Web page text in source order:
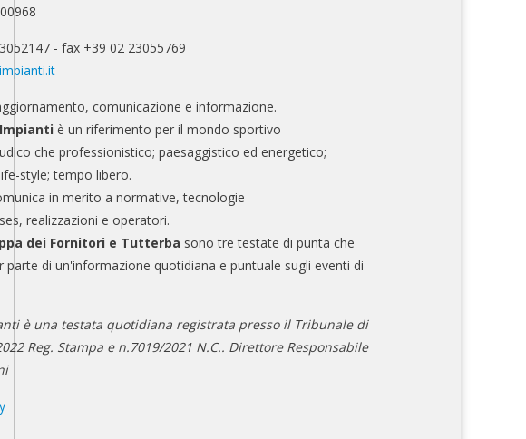
- fax +39 02 23055769
comunicazione e informazione.
è un riferimento per il mondo sportivo
che professionistico; paesaggistico ed energetico;
style; tempo libero.
in merito a normative, tecnologie
realizzazioni e operatori.
dei Fornitori e Tutterba sono tre testate di punta che
parte di un'informazione quotidiana e puntuale sugli eventi di
è una testata quotidiana registrata presso il Tribunale di
Reg. Stampa e n.7019/2021 N.C.. Direttore Responsabile